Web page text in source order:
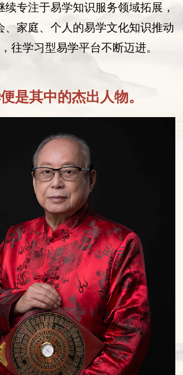
专注于易学知识服务领域拓展，
、家庭、个人的易学文化知识推动
往学习型易学平台不断迈进。
是其中的杰出人物。